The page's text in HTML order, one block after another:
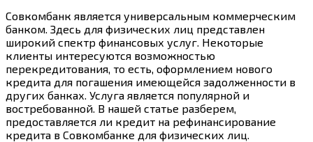
Совкомбанк является универсальным коммерческим
банком. Здесь для физических лиц представлен
широкий спектр финансовых услуг. Некоторые
клиенты интересуются возможностью
перекредитования, то есть, оформлением нового
кредита для погашения имеющейся задолженности в
других банках. Услуга является популярной и
востребованной. В нашей статье разберем,
предоставляется ли кредит на рефинансирование
кредита в Совкомбанке для физических лиц.